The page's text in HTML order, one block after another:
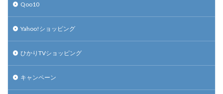
Qoo10
Yahoo!ショッピング
ひかりTVショッピング
キャンペーン